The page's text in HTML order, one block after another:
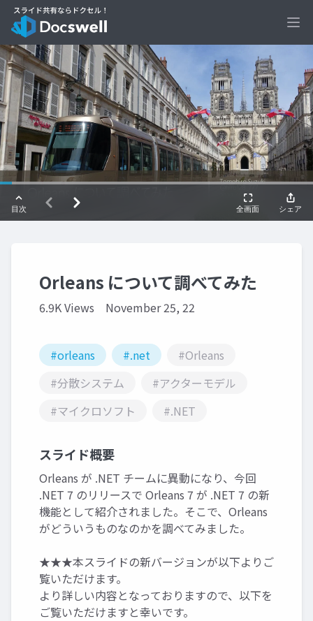
Orleans について調べてみた
6.9K Views November 25, 22
#orleans #.net
#Orleans
#分散システム
#アクターモデル
#マイクロソフト
#.NET
スライド概要
Orleans が .NET チームに異動になり、今回
.NET 7 のリリースで Orleans 7 が .NET 7 の新
機能として紹介されました。そこで、Orleans
がどういうものなのかを調べてみました。
★★★本スライドの新バージョンが以下よりご
覧いただけます。
より詳しい内容となっておりますので、以下を
ご覧いただけますと幸いです。